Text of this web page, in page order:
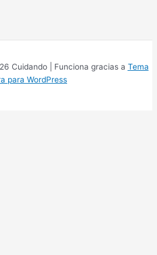
Cuidando | Funciona gracias a Tema
para WordPress